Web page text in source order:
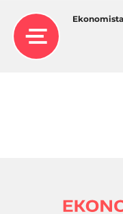
Ekonomista